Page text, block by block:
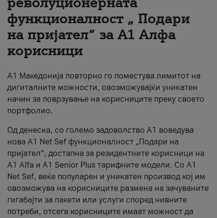
За нас
#ПодобарОнлајн
функционалност „ Подари
на пријател“ за А1 Алфа
корисници
А1 Македонија повторно го поместува лимитот на
дигиталните можности, овозможувајќи уникатен
начин за поврзување на корисниците преку своето
портфолио.
Од денеска, со големо задоволство А1 воведува
нова A1 Net Sef функционалност „Подари на
пријател“, достапна за резидентните корисници на
А1 Alfa и A1 Senior Plus тарифните модели. Со A1
Net Sef, веќе популарен и уникатен производ кој им
овозможува на корисниците размена на зачуваните
гигабајти за пакети или услуги според нивните
потреби, отсега корисниците имаат можност да